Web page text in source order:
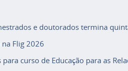
e doutorados termina
Flig 2026
curso de Educação para as